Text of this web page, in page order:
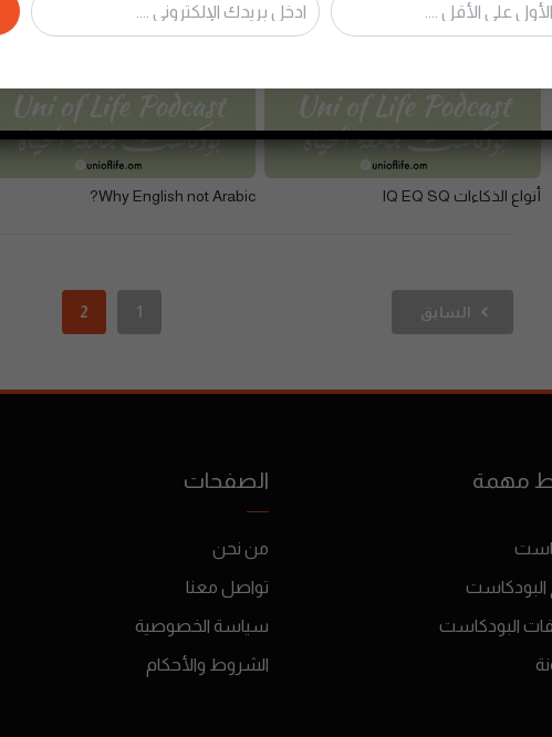
أنواع الذكاءات IQ EQ SQ Why English not Arabic?
السابق 1
2
مهمة
البودكاست
البودكاست
الصفحات
من نحن
تواصل معنا
سياسة الخصوصية
الشروط والأحكام